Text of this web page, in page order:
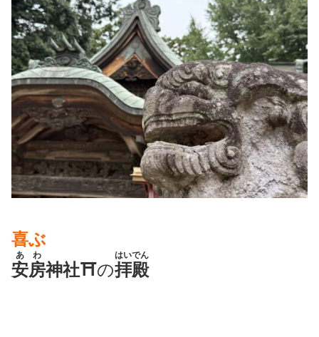
喜ぶ
安房
あわ
神社⛩の拝殿
はいでん